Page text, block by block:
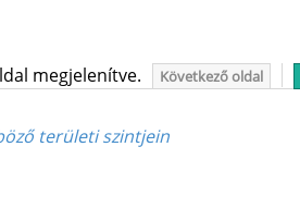
megjelenítve. Következő oldal
területi szintjein